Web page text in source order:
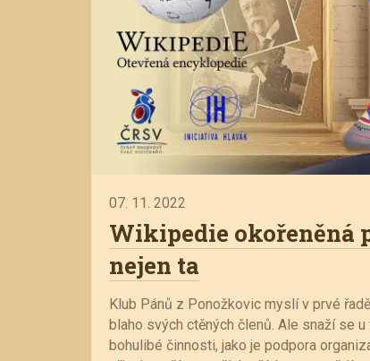
07. 11. 2022
Wikipedie okořeněná
nejen ta
Klub Pánů z Ponožkovic myslí v prvé
blaho svých ctěných členů. Ale snaží se
bohulibé činnosti, jako je podpora